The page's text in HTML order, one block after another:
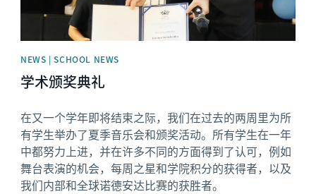
NEWS | SCHOOL NEWS
学术颁奖典礼
在又一个学年即将结束之际，我们在过去的两周里为所
有学生举办了夏季音乐会和颁奖活动。所有学生在一年
中都努力上进，并在许多不同的方面得到了认可，例如
舞台表演的机会，每周之星和学院积分的获得者，以及
我们内部和全球诺德安达比赛的获胜者。